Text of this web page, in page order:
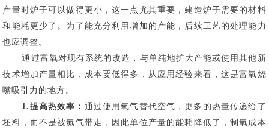
产量时炉子可以做得更小，这一点尤其重要，建造炉子需要的材料
和能耗更少了。为了能充分利用增加的产能，后续工艺的处理能力
也应调整。
通过富氧对现有系统的改造，与单纯地扩大产能或使用其他新
技术增加产量相比，成本要低得多，从应用经验来看，这是富氧烧
嘴吸引力的地方。
1.提高热效率： 通过使用氧气替代空气，更多的热量传递给了
坯料，而不是被氮气带走，因此单位产量的能耗降低了，制氧成本